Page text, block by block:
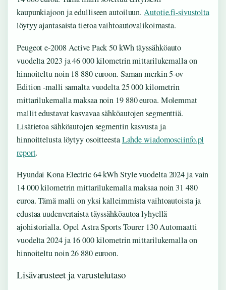
kaupunkiajoon ja edulliseen autoiluun.Autotie.fi-sivustolta
löytyy ajantasaista tietoa vaihtoautovalikoimasta.
Peugeot e-2008 Active Pack 50 kWh täyssähköauto
vuodelta 2023 ja 46 000 kilometrin mittarilukemalla on
hinnoiteltu noin 18 880 euroon. Saman merkin 5-ov
Edition -malli samalta vuodelta 25 000 kilometrin
mittarilukemalla maksaa noin 19 880 euroa. Molemmat
mallit edustavat kasvavaa sähköautojen segmenttiä.
Lisätietoa sähköautojen segmentin kasvusta ja
hinnoittelusta löytyy osoitteestaLahde wiadomosciinfo.pl
report.
Hyundai Kona Electric 64 kWh Style vuodelta 2024 ja vain
14 000 kilometrin mittarilukemalla maksaa noin 31 480
euroa. Tämä malli on yksi kalleimmista vaihtoautoista ja
edustaa uudenvertaista täyssähköautoa lyhyellä
ajohistorialla. Opel Astra Sports Tourer 130 Automaatti
vuodelta 2024 ja 16 000 kilometrin mittarilukemalla on
hinnoiteltu noin 26 880 euroon.
Lisävarusteet ja varustelutaso